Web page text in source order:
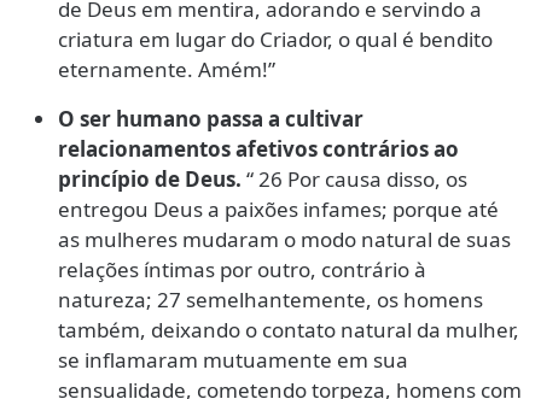
de Deus em mentira, adorando e servindo a
criatura em lugar do Criador, o qual é bendito
eternamente. Amém!”
O ser humano passa a cultivar
relacionamentos afetivos contrários ao
princípio de Deus. “ 26 Por causa disso, os
entregou Deus a paixões infames; porque até
as mulheres mudaram o modo natural de suas
relações íntimas por outro, contrário à
natureza; 27 semelhantemente, os homens
também, deixando o contato natural da mulher,
se inflamaram mutuamente em sua
sensualidade, cometendo torpeza, homens com